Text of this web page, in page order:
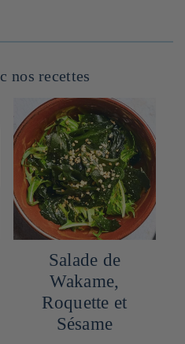
nos recettes
Salade de
Wakame,
Roquette et
Sésame